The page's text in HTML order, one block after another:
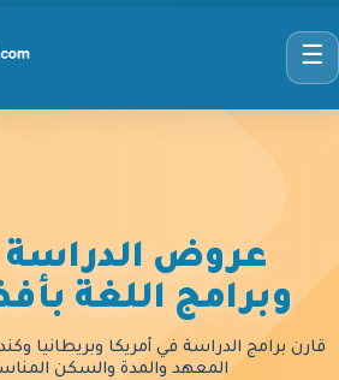
☰
عروض الدراسة
وبرامج اللغة
قارن برامج الدراسة في أمريكا وبريطانيا
المعهد والمدة والسكن